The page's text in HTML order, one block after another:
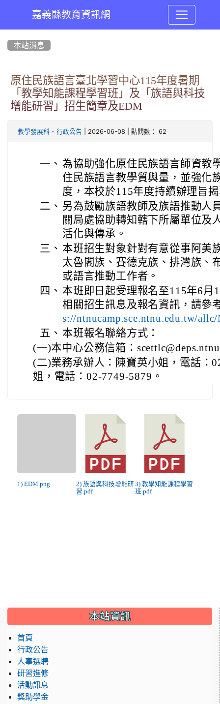
嘉義縣教育資訊網
本站消息
原住民族語言臺北學習中心115年度暑期
「教學知能課程學習班」及「族語與科技
增能研習」招生簡章及EDM
教學發展科 - 行政公告 | 2026-06-08 | 點閱數： 62
一、 為協助強化原住民族語言師資教
住民族語言教學質與量，並強化
度，本校於115年度持續辦理旨
二、 另為鼓勵族語教師及族語推動人
關局處協助轉知轄下所屬單位及
活化與傳承。
三、 本班招生對象針對有意從事阿美
太魯閣族、賽德克族、排灣族、
或語言推動工作者。
四、 本班即日起受理報名至115年6月
相關招生訊息及報名資訊，請參
s://ntnucamp.sce.ntnu.edu.tw/allc/
五、 本班報名聯絡方式：
(一)本中心公務信箱：
(二)業務承辦人：陳寶英小姐，電話：
姐，電話：02-7749-5879。
1) EDM.png
2) 族語與科技增能研
習.pdf
3) 教學知能課程學習
班.pdf
::: 本站資訊
首頁
行政公告
人事選聘
研習進修
活動訊息
獎助學金